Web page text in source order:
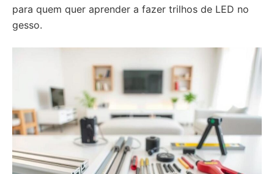
para quem quer aprender a fazer trilhos de LED no
gesso.